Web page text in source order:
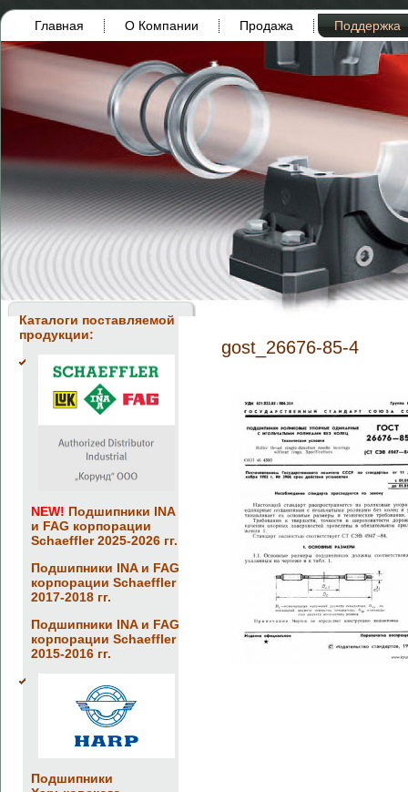
Главная О Компании Продажа Поддержка
Каталоги поставляемой
продукции:
NEW! Подшипники INA
и FAG корпорации
Schaeffler 2025-2026 гг.
Подшипники INA и FAG
корпорации Schaeffler
2017-2018 гг.
Подшипники INA и FAG
корпорации Schaeffler
2015-2016 гг.
Подшипники
gost_26676-85-4